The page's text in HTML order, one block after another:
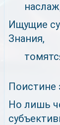
Ищущие
Знания,
Поистине
Но лишь